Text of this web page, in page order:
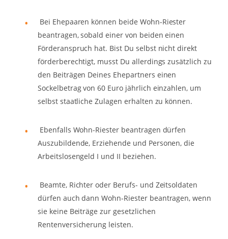
Bei Ehepaaren können beide Wohn-Riester
beantragen, sobald einer von beiden einen
Förderanspruch hat. Bist Du selbst nicht direkt
förderberechtigt, musst Du allerdings zusätzlich zu
den Beiträgen Deines Ehepartners einen
Sockelbetrag von 60 Euro jährlich einzahlen, um
selbst staatliche Zulagen erhalten zu können.
Ebenfalls Wohn-Riester beantragen dürfen
Auszubildende, Erziehende und Personen, die
Arbeitslosengeld I und II beziehen.
Beamte, Richter oder Berufs- und Zeitsoldaten
dürfen auch dann Wohn-Riester beantragen, wenn
sie keine Beiträge zur gesetzlichen
Rentenversicherung leisten.